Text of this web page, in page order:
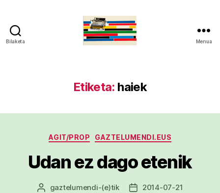
Bilaketa Menua
Etiketa: haiek
Kategoriak
AGIT/PROP GAZTELUMENDI.EUS
Udan ez dago etenik
Argitalpenaren
gaztelumendi-(e)tik
Argitalpenaren
2014-07-21